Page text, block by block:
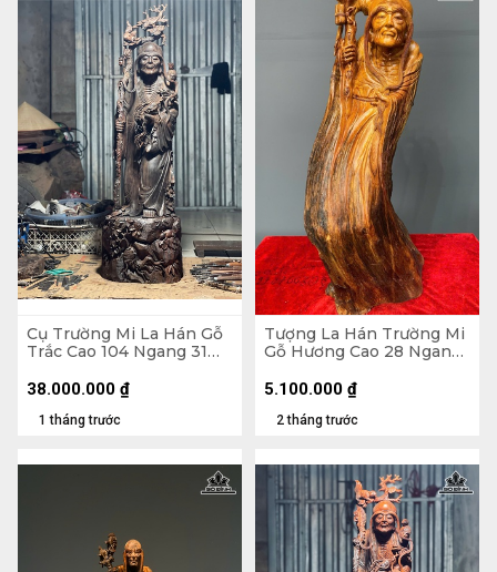
Cụ Trường Mi La Hán Gỗ
Trắc Cao 104 Ngang 31
1 tháng trước
38.000.000 ₫
Tượng La Hán Trường Mi
Gỗ Hương Cao 28 Ngang
2 tháng trước
5.100.000 ₫